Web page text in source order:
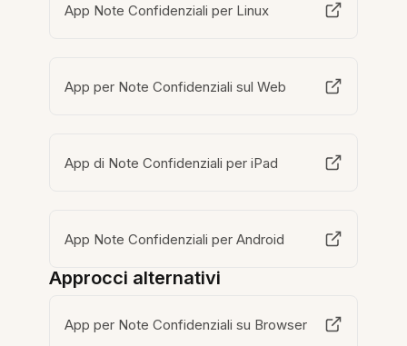
App Note Confidenziali per Linux
App per Note Confidenziali sul Web
App di Note Confidenziali per iPad
App Note Confidenziali per Android
Approcci alternativi
App per Note Confidenziali su Browser